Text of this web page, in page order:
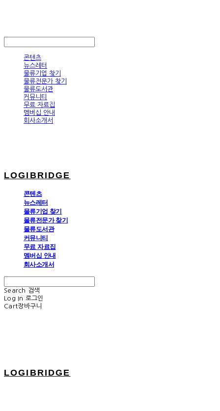
콘텐츠
뉴스레터
물류기업 찾기
물류전문가 찾기
물류도서관
커뮤니티
무료 자료집
멤버십 안내
회사소개서
LOGIBRIDGE
콘텐츠
뉴스레터
물류기업 찾기
물류전문가 찾기
물류도서관
커뮤니티
무료 자료집
멤버십 안내
회사소개서
Search
검색
Log In 로그인
Cart장바구니
LOGIBRIDGE